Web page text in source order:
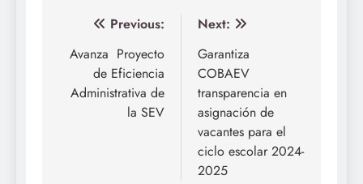
Navegación
de
entradas
Previous:
Avanza Proyecto
de Eficiencia
Administrativa de
la SEV
Next:
Garantiza
COBAEV
transparencia en
asignación de
vacantes para el
ciclo escolar 2024-
2025